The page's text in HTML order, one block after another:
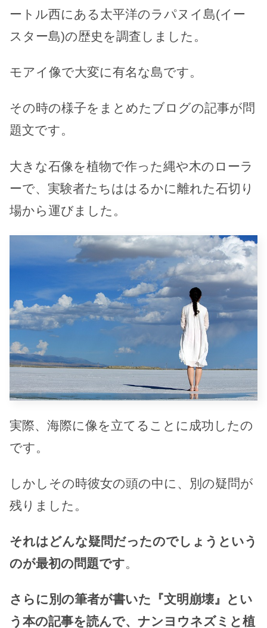
ートル西にある太平洋のラパヌイ島(イー
スター島)の歴史を調査しました。
モアイ像で大変に有名な島です。
その時の様子をまとめたブログの記事が問
題文です。
大きな石像を植物で作った縄や木のローラ
ーで、実験者たちははるかに離れた石切り
場から運びました。
実際、海際に像を立てることに成功したの
です。
しかしその時彼女の頭の中に、別の疑問が
残りました。
それはどんな疑問だったのでしょうという
のが最初の問題です。
さらに別の筆者が書いた『文明崩壊』とい
う本の記事を読んで、ナンヨウネズミと植